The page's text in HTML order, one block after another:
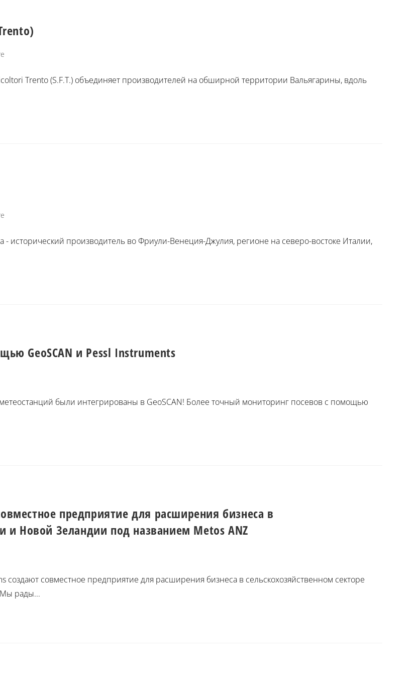
Trento (S.F.T.) объединяет производителей на обширной территории Вальягарины, вдоль
исторический производитель во Фриули-Венеция-Джулия, регионе на северо-востоке Италии,
GeoSCAN и Pessl Instruments
были интегрированы в GeoSCAN! Более точный мониторинг посевов с помощью
предприятие для расширения бизнеса в
и Новой Зеландии под названием Metos ANZ
создают совместное предприятие для расширения бизнеса в сельскохозяйственном секторе
рады...